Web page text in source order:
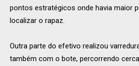
pontos estratégicos onde havia maior
localizar o rapaz.
Outra parte do efetivo realizou
também com o bote, percorrendo